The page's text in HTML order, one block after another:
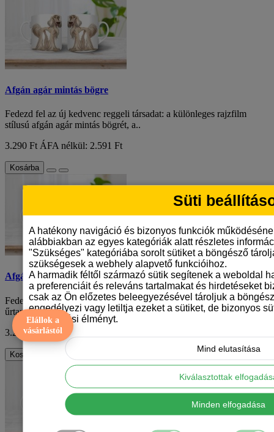
Afgán agár mintás bögre
Fedezd fel az új kedvenc reggeli társadat: a különleges rajzfilm
stílusú afgán agár mintás bögrét, a..
3.290 Ft ÁFA nélkül: 2.591 Ft
Kosárba
Afgán agár mintás bögre
Fedezd fel ezt az egyedülálló, csak nálunk kapható 330 ml
űrtartalmú bögrét, amely tökéletes választ..
3.290 FtÁFA nélkül: 2.591 Ft
Kosárba
Elállok a
vásárlástól
Süti
A hatékony navigáció és bizonyos funkciók
alábbiakban az egyes kategóriák alatt részletes
"Szükséges" kategóriába sorolt sütiket a böngésző
szükségesek a webhely alapvető funkcióihoz.
A harmadik féltől származó sütik segítenek a weboldal
a preferenciáit és releváns tartalmakat és hirdetéseket
csak az Ön előzetes beleegyezésével tároljuk a
engedélyezi vagy letiltja ezeket a sütiket, de bizonyos
böngészési élményt.
Mind elutasítása
Kiválasztottak
Minden elfogadása